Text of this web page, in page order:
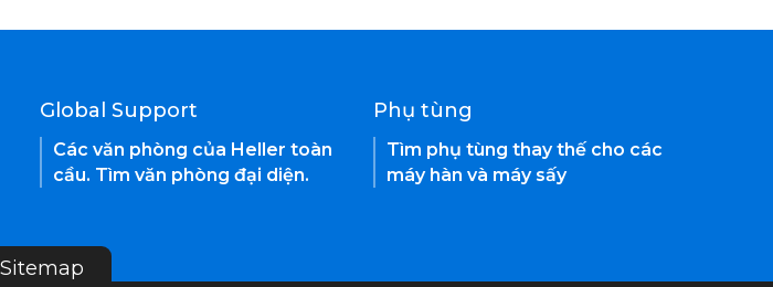
Global Support
Các văn phòng của Heller toàn
cầu. Tìm văn phòng đại diện.
Phụ tùng
Tìm phụ tùng thay thế cho các
máy hàn và máy sấy
Sitemap